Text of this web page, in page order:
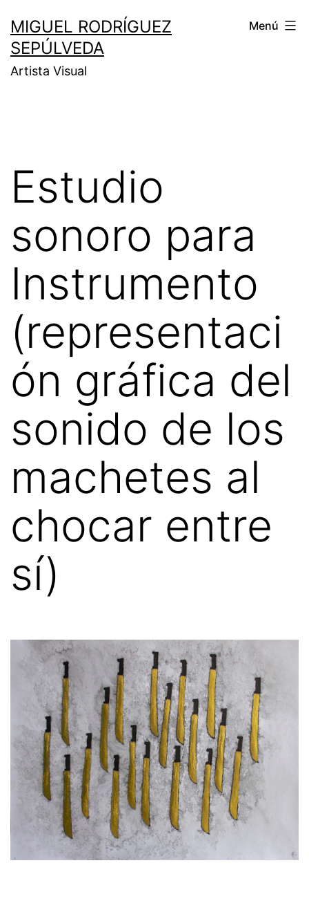
MIGUEL RODRÍGUEZ
SEPÚLVEDA
Artista Visual
Menú
Estudio
sonoro para
Instrumento
(representaci
ón gráfica del
sonido de los
machetes al
chocar entre
sí)